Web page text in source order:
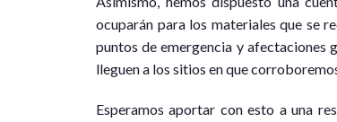
ocuparán para los materiales que se
puntos de emergencia y afectaciones
lleguen a los sitios en que
Esperamos aportar con esto a una